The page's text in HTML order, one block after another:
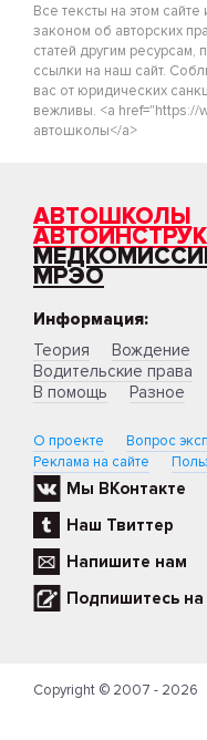
Все тексты на этом
законом об авторских
статей другим ресурсам,
ссылки на наш сайт.
вас от юридических
вежливы. <a
автошколы</a>
АВТОШКОЛЫ
МРЭО
Информация:
Теория
Вождение
Водительские права
В помощь
Разное
О проекте Вопрос
Реклама на сайте
Мы ВКонтакте
Наш Твиттер
Напишите нам
Подпишитесь
Copyright © 2007 - 2026